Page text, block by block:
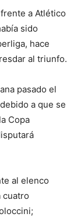
a Atlético
sido
hace
al triunfo.
pasado el
a que se
Copa
al elenco
cuatro